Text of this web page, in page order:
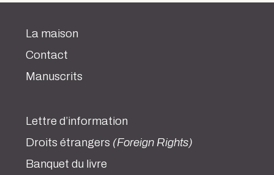
La maison
Contact
Manuscrits
Lettre d’information
Droits étrangers (Foreign Rights)
Banquet du livre